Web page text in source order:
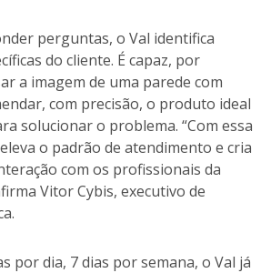
perguntas, o Val identifica
do cliente. É capaz, por
a imagem de uma parede com
com precisão, o produto ideal
solucionar o problema. “Com essa
o padrão de atendimento e cria
com os profissionais da
Vitor Cybis, executivo de
por dia, 7 dias por semana, o Val já